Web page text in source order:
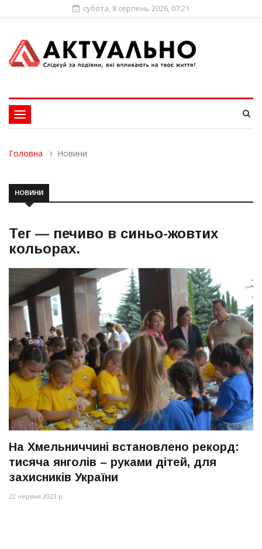
субота, 8 серпень 2026, 07:21
Toggle
navigation
Головна Новини
НОВИНИ
Тег — печиво в синьо-жовтих
кольорах.
На Хмельниччині встановлено рекорд:
тисяча янголів – руками дітей, для
захисників України
22 червня 2023 р.